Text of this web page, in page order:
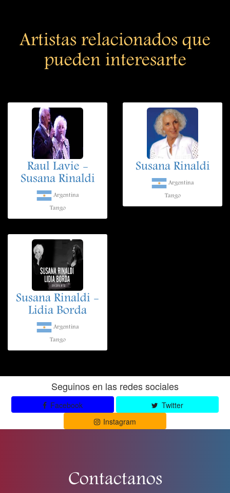
Artistas relacionados que
pueden interesarte
Raul Lavie -
Susana Rinaldi
Argentina
Tango
Susana Rinaldi
Argentina
Tango
Susana Rinaldi -
Lidia Borda
Argentina
Tango
Seguinos en las redes sociales
Facebook
Twitter
Instagram
Contactanos